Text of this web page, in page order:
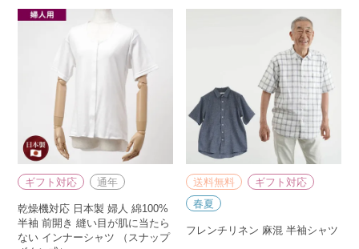
ギフト対応 通年
乾燥機対応 日本製 婦人 綿100%
半袖 前開き 縫い目が肌に当たら
ない インナーシャツ （スナップ
送料無料
ギフト対応
春夏
フレンチリネン 麻混 半袖シャツ